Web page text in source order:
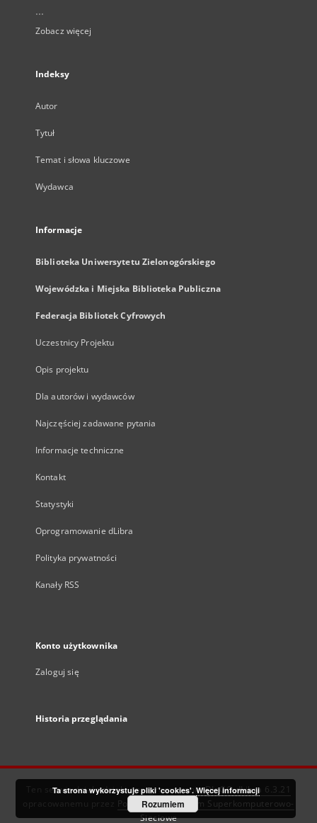
...
Zobacz więcej
Indeksy
Autor
Tytuł
Temat i słowa kluczowe
Wydawca
Informacje
Biblioteka Uniwersytetu Zielonogórskiego
Wojewódzka i Miejska Biblioteka Publiczna
Federacja Bibliotek Cyfrowych
Uczestnicy Projektu
Opis projektu
Dla autorów i wydawców
Najczęściej zadawane pytania
Informacje techniczne
Kontakt
Statystyki
Oprogramowanie dLibra
Polityka prywatności
Kanały RSS
Konto użytkownika
Zaloguj się
Historia przeglądania
Ten serwis działa dzięki oprogramowaniuDInGO dLibra 6.3.21
Poznańskie Centrum Superkomputerowo-
Sieciowe
Ta strona wykorzystuje pliki 'cookies'. Więcej informacji
Rozumiem